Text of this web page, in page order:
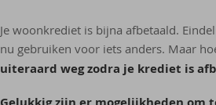
Je woonkrediet is bijna afbetaald.
nu gebruiken voor iets anders. Maar
uiteraard weg zodra je krediet is